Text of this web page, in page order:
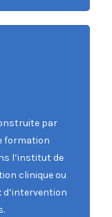
par
formation
l’institut de
clinique ou